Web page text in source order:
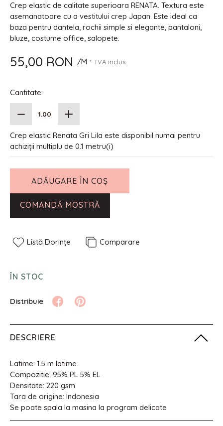
Crep elastic de calitate superioara RENATA. Textura este
asemanatoare cu a vestitului crep Japan. Este ideal ca
baza pentru dantela, rochii simple si elegante, pantaloni,
bluze, costume office, salopete.
55,00 RON /M * TVA inclus
Cantitate:
Crep elastic Renata Gri Lila este disponibil numai pentru
achiziții multiplu de 0.1 metru(i)
ADĂUGARE ÎN COȘ
COMANDĂ MOSTRĂ
Listă Dorințe Comparare
ÎN STOC
DESCRIERE
Latime: 1.5 m latime
Compozitie: 95% PL 5% EL
Densitate: 220 gsm
Tara de origine: Indonesia
Se poate spala la masina la program delicate